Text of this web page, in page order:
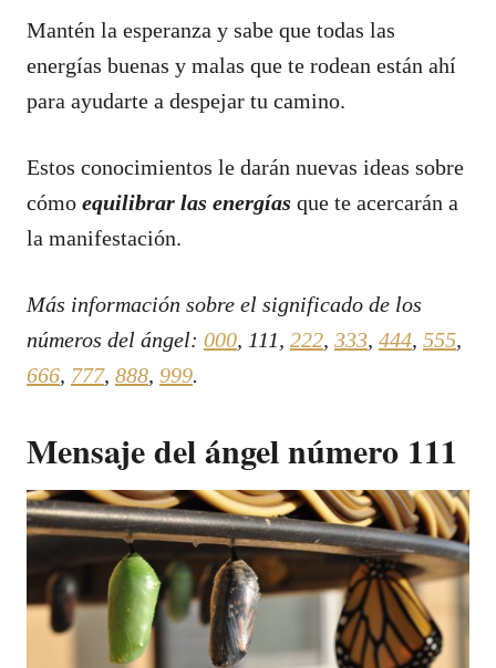
Mantén la esperanza y sabe que todas las
energías buenas y malas que te rodean están ahí
para ayudarte a despejar tu camino.
Estos conocimientos le darán nuevas ideas sobre
cómo equilibrar las energías que te acercarán a
la manifestación.
Más información sobre el significado de los
números del ángel: 000, 111, 222, 333, 444, 555,
666, 777, 888, 999.
Mensaje del ángel número 111